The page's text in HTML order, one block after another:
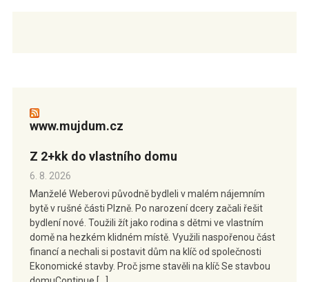
www.mujdum.cz
Z 2+kk do vlastního domu
6. 8. 2026
Manželé Weberovi původně bydleli v malém nájemním
bytě v rušné části Plzně. Po narození dcery začali řešit
bydlení nové. Toužili žít jako rodina s dětmi ve vlastním
domě na hezkém klidném místě. Využili naspořenou část
financí a nechali si postavit dům na klíč od společnosti
Ekonomické stavby. Proč jsme stavěli na klíč Se stavbou